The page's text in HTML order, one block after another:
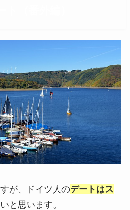
が、ドイツ人のデートはス
と思います。